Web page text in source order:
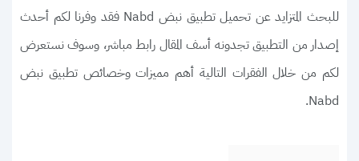
للبحث المتزايد عن تحميل تطبيق نبض Nabd فقد وفرنا لكم أحدث
إصدار من التطبيق تجدونه أسف المقال رابط مباشر، وسوف نستعرض
لكم من خلال الفقرات التالية أهم مميزات وخصائص تطبيق نبض
Nabd.